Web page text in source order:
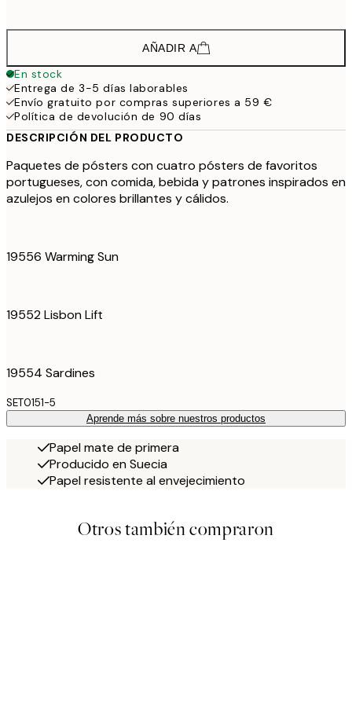
AÑADIR A
En stock
Entrega de 3-5 días laborables
Envío gratuito por compras superiores a 59 €
Política de devolución de 90 días
DESCRIPCIÓN DEL PRODUCTO
Paquetes de pósters con cuatro pósters de favoritos
portugueses, con comida, bebida y patrones inspirados en
azulejos en colores brillantes y cálidos.
19556 Warming Sun
19552 Lisbon Lift
19554 Sardines
SET0151-5
Aprende más sobre nuestros productos
Papel mate de primera
Producido en Suecia
Papel resistente al envejecimiento
Otros también compraron